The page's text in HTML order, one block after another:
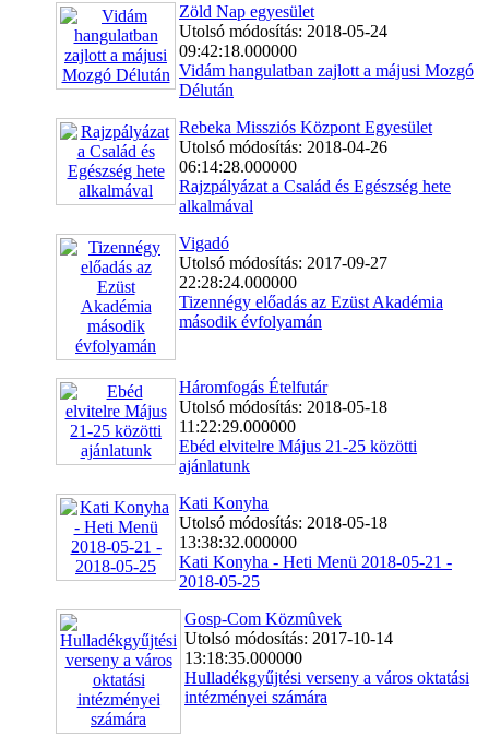
Zöld Nap egyesület
Utolsó módosítás: 2018-05-24
09:42:18.000000
Vidám hangulatban zajlott a májusi Mozgó
Délután
Rebeka Missziós Központ Egyesület
Utolsó módosítás: 2018-04-26
06:14:28.000000
Rajzpályázat a Család és Egészség hete
alkalmával
Vigadó
Utolsó módosítás: 2017-09-27
22:28:24.000000
Tizennégy előadás az Ezüst Akadémia
második évfolyamán
Háromfogás Ételfutár
Utolsó módosítás: 2018-05-18
11:22:29.000000
Ebéd elvitelre Május 21-25 közötti
ajánlatunk
Kati Konyha
Utolsó módosítás: 2018-05-18
13:38:32.000000
Kati Konyha - Heti Menü 2018-05-21 -
2018-05-25
Gosp-Com Közmûvek
Utolsó módosítás: 2017-10-14
13:18:35.000000
Hulladékgyűjtési verseny a város oktatási
intézményei számára